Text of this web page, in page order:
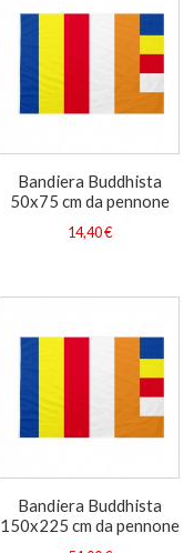
Bandiera Buddhista
50x75 cm da pennone
14,40 €
Bandiera Buddhista
150x225 cm da pennone